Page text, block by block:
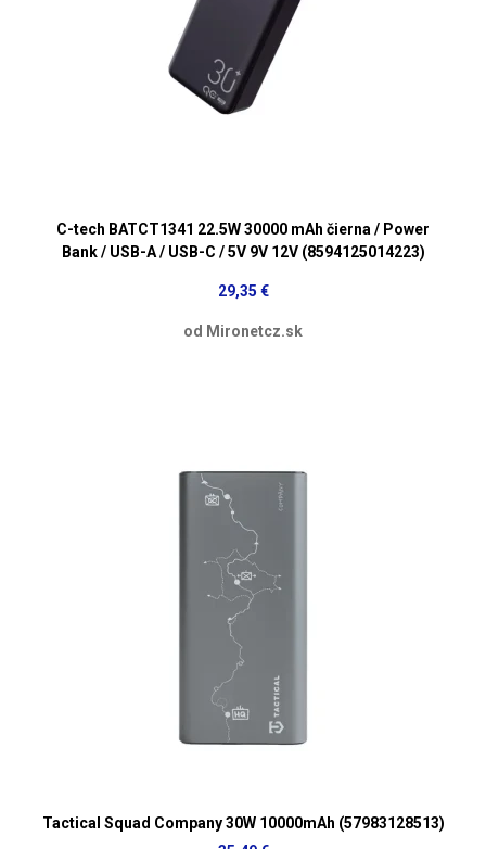
C-tech BATCT1341 22.5W 30000 mAh čierna / Power
Bank / USB-A / USB-C / 5V 9V 12V (8594125014223)
29,35 €
od Mironetcz.sk
Tactical Squad Company 30W 10000mAh (57983128513)